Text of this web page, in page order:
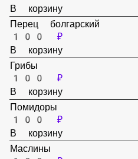
100 ₽
В корзину
Халапеньо
100 ₽
В корзину
Перец болгарский
100 ₽
В корзину